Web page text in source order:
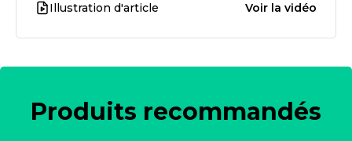
Illustration d'article Voir la vidéo
Produits recommandés